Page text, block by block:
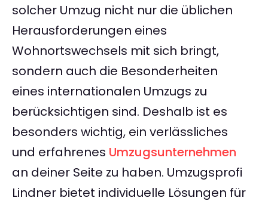
solcher Umzug nicht nur die üblichen
Herausforderungen eines
Wohnortswechsels mit sich bringt,
sondern auch die Besonderheiten
eines internationalen Umzugs zu
berücksichtigen sind. Deshalb ist es
besonders wichtig, ein verlässliches
und erfahrenes Umzugsunternehmen
an deiner Seite zu haben. Umzugsprofi
Lindner bietet individuelle Lösungen für